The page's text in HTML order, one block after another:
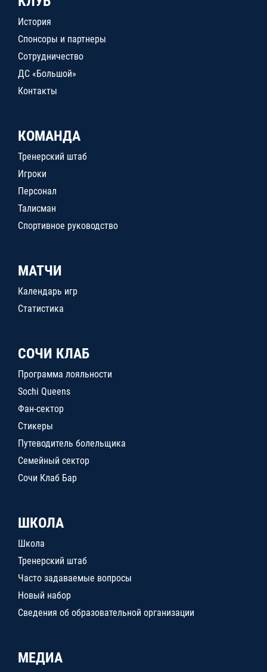
История
Спонсоры и партнеры
Сотрудничество
ДС «Большой»
Контакты
КОМАНДА
Тренерский штаб
Игроки
Персонал
Талисман
Спортивное руководство
МАТЧИ
Календарь игр
Статистика
СОЧИ КЛАБ
Программа лояльности
Sochi Queens
Фан-сектор
Стикеры
Путеводитель болельщика
Семейный сектор
Сочи Клаб Бар
ШКОЛА
Школа
Тренерский штаб
Часто задаваемые вопросы
Новый набор
Сведения об образовательной организации
МЕДИА